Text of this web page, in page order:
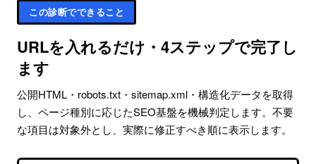
この診断でできること
URLを入れるだけ・4ステップで完了し
ます
公開HTML・robots.txt・sitemap.xml・構造化データを取得
し、ページ種別に応じたSEO基盤を機械判定します。不要
な項目は対象外とし、実際に修正すべき順に表示します。